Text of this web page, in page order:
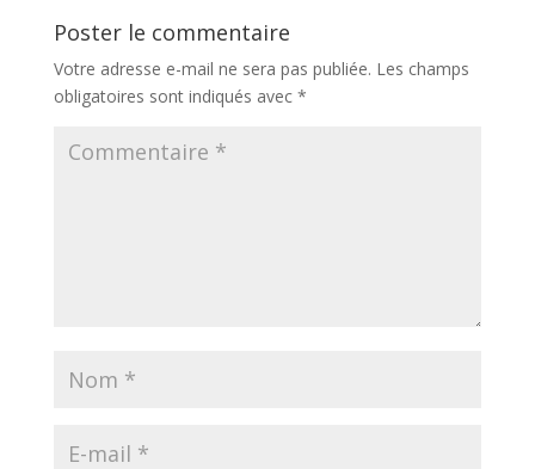
Poster le commentaire
Votre adresse e-mail ne sera pas publiée. Les champs
obligatoires sont indiqués avec *